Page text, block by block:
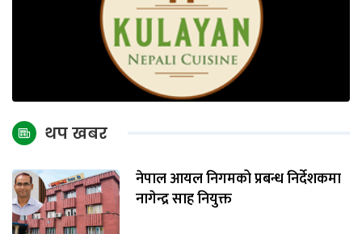
थप खबर
नेपाल आयल निगमको प्रबन्ध निर्देशकमा
नागेन्द्र साह नियुक्त